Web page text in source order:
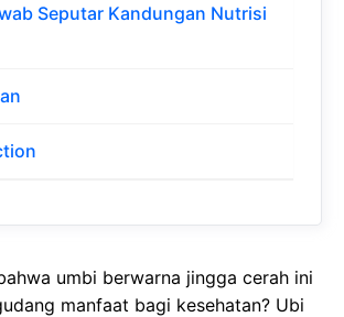
Seputar Kandungan Nutrisi
umbi berwarna jingga cerah ini
manfaat bagi kesehatan? Ubi